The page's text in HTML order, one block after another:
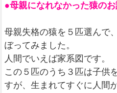
●母親になれなかった猿の
母親失格の猿を５匹選んで
ぼってみました。
人間でいえば家系図です。
この５匹のうち３匹は子供
すが、生まれてすぐに人間